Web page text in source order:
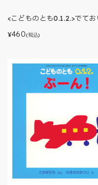
<こどものとも0.1.2.>でて
¥460(税込)